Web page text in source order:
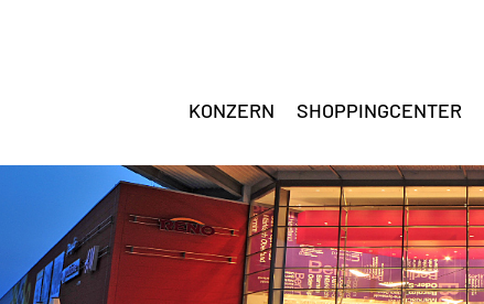
KONZERN SHOPPINGCENTER